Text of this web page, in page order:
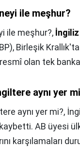
ile meşhur?
ile meşhur?,
Birleşik
olan tek
aynı yer
aynı yer mi?,
kaybetti. AB üyesi
karşılamaları